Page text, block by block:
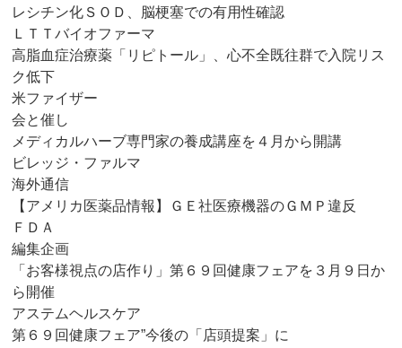
レシチン化ＳＯＤ、脳梗塞での有用性確認
ＬＴＴバイオファーマ
高脂血症治療薬「リピトール」、心不全既往群で入院リス
ク低下
米ファイザー
会と催し
メディカルハーブ専門家の養成講座を４月から開講
ビレッジ・ファルマ
海外通信
【アメリカ医薬品情報】ＧＥ社医療機器のＧＭＰ違反
ＦＤＡ
編集企画
「お客様視点の店作り」第６９回健康フェアを３月９日か
ら開催
アステムヘルスケア
第６９回健康フェア”今後の「店頭提案」に